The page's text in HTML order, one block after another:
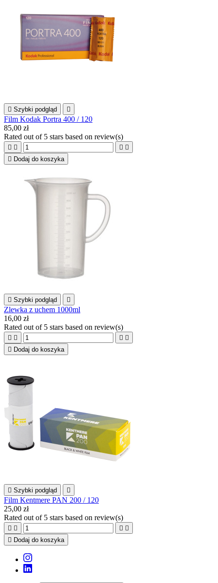
 Szybki podgląd 
Film Kodak Portra 400 / 120
85,00 zł
Rated out of 5 stars based on review(s)
   
 Dodaj do koszyka
 Szybki podgląd 
Zlewka z uchem 1000ml
16,00 zł
Rated out of 5 stars based on review(s)
   
 Dodaj do koszyka
 Szybki podgląd 
Film Kentmere PAN 200 / 120
25,00 zł
Rated out of 5 stars based on review(s)
   
 Dodaj do koszyka